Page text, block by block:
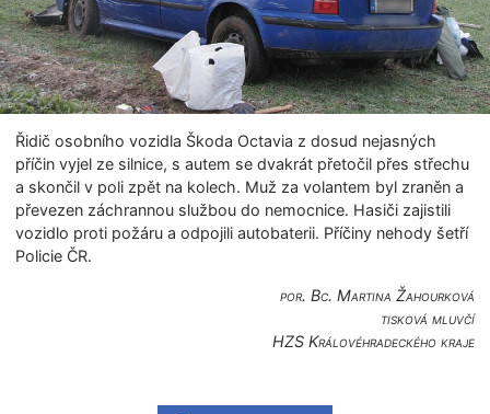
Řidič osobního vozidla Škoda Octavia z dosud nejasných
příčin vyjel ze silnice, s autem se dvakrát přetočil přes střechu
a skončil v poli zpět na kolech. Muž za volantem byl zraněn a
převezen záchrannou službou do nemocnice. Hasiči zajistili
vozidlo proti požáru a odpojili autobaterii. Příčiny nehody šetří
Policie ČR.
por. Bc. Martina Žahourková
tisková mluvčí
HZS Královéhradec­kého kraje